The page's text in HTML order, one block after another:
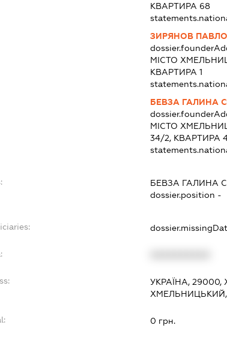
КВАРТИРА 68
ЗИРЯНОВ
МІСТО
КВАРТИРА 1
БЕВЗА ГАЛИНА
МІСТО
34/2, КВАРТИРА
БЕВЗА ГАЛИНА
dossier.position -
УКРАЇНА,
0 грн.